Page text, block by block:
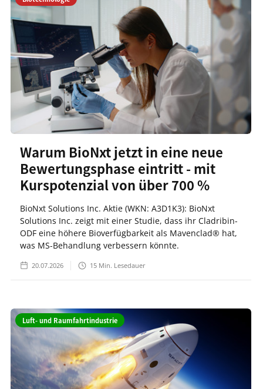
Warum BioNxt jetzt in eine neue
Bewertungsphase eintritt - mit
Kurspotenzial von über 700 %
BioNxt Solutions Inc. Aktie (WKN: A3D1K3): BioNxt
Solutions Inc. zeigt mit einer Studie, dass ihr Cladribin-
ODF eine höhere Bioverfügbarkeit als Mavenclad® hat,
was MS-Behandlung verbessern könnte.
20.07.2026 15 Min. Lesedauer
Luft- und Raumfahrtindustrie